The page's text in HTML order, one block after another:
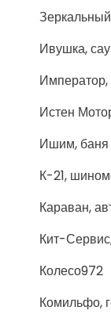
Ивушка,
Истен
Ишим, баня
К-21,
Караван,
Кит-
Колесо972
Комильфо,